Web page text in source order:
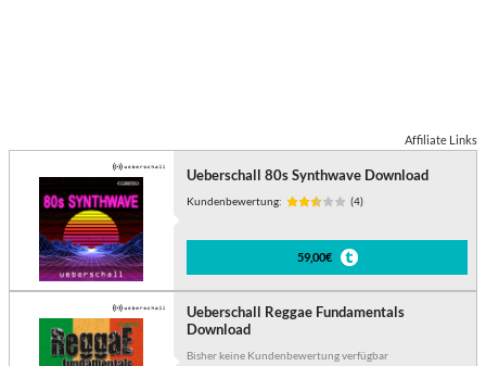
Affiliate Links
Ueberschall 80s Synthwave Download
Kundenbewertung: (4)
59,00€
Ueberschall Reggae Fundamentals
Download
Bisher keine Kundenbewertung verfügbar